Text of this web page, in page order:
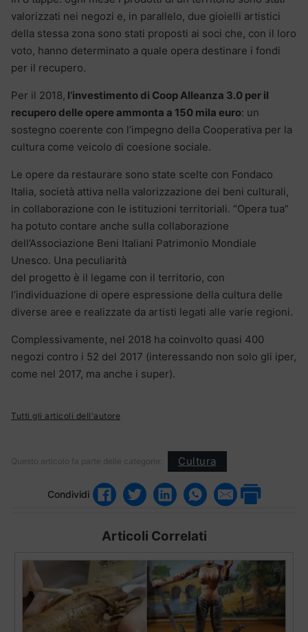
valorizzati nei negozi e, in parallelo, due gioielli artistici
della stessa zona sono stati proposti ai soci che, con il loro
voto, hanno determinato a quale opera destinare i fondi
per il recupero.
Per il 2018, l’investimento di Coop Alleanza 3.0 per il
recupero delle opere ammonta a 150 mila euro: un
sostegno coerente con l’impegno della Cooperativa per la
cultura come veicolo di coesione sociale.
Le opere da restaurare sono state scelte con Fondaco
Italia, società attiva nella valorizzazione dei beni culturali,
in collaborazione con le istituzioni territoriali. “Opera tua”
ha potuto contare anche sulla collaborazione
dell’Associazione Beni Italiani Patrimonio Mondiale
Unesco. Una peculiarità
del progetto è il legame con il territorio, con
l’individuazione di opere espressione della cultura delle
diverse aree e realizzate da artisti legati alle varie regioni.
Complessivamente, nel 2018 ha coinvolto quasi 400
negozi contro i 52 del 2017 (interessando non solo gli iper,
come nel 2017, ma anche i super).
Tutti gli articoli dell'autore
Questo articolo fa parte delle categorie: Cultura
Condividi
Articoli Correlati